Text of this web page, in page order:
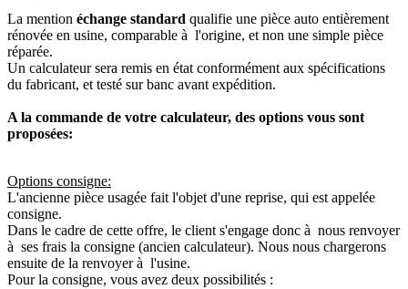
La mention échange standard qualifie une pièce auto entièrement
rénovée en usine, comparable à l'origine, et non une simple pièce
réparée.
Un calculateur sera remis en état conformément aux spécifications
du fabricant, et testé sur banc avant expédition.
A la commande de votre calculateur, des options vous sont
proposées:
Options consigne:
L'ancienne pièce usagée fait l'objet d'une reprise, qui est appelée
consigne.
Dans le cadre de cette offre, le client s'engage donc à nous renvoyer
à ses frais la consigne (ancien calculateur). Nous nous chargerons
ensuite de la renvoyer à l'usine.
Pour la consigne, vous avez deux possibilités :